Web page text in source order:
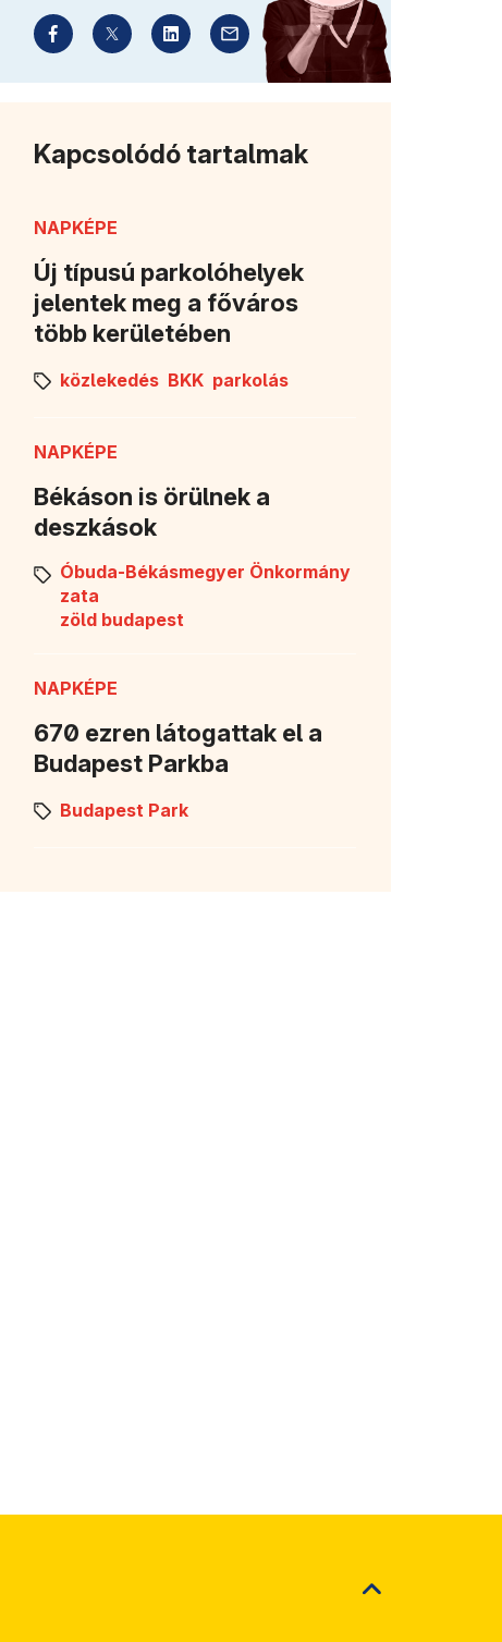
Kapcsolódó tartalmak
NAPKÉPE
Új típusú parkolóhelyek
jelentek meg a főváros
több kerületében
közlekedés BKK parkolás
NAPKÉPE
Békáson is örülnek a
deszkások
Óbuda-Békásmegyer Önkormány
zata
zöld budapest
NAPKÉPE
670 ezren látogattak el a
Budapest Parkba
Budapest Park